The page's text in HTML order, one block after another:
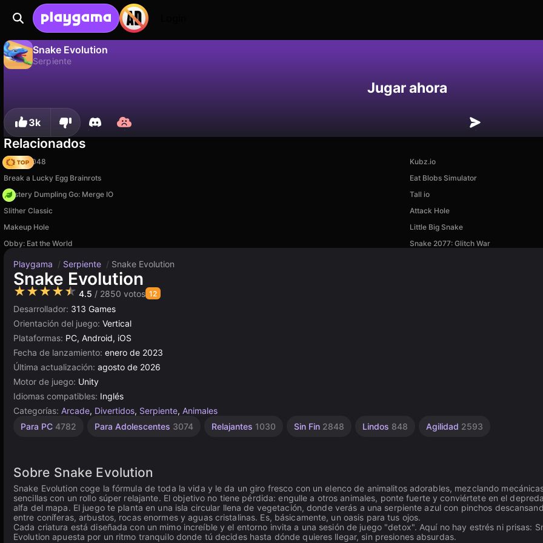
Snake Evolution
Serpiente
Jugar ahora
3k
Relacionados
Snake 2048
Kubz.io
Break a Lucky Egg Brainrots
Eat Blobs Simulator
Mystery Dumpling Go: Merge IO
Tall io
Slither Classic
Attack Hole
Makeup Hole
Little Big Snake
Obby: Eat the World
Snake 2077: Glitch War
Playgama / Serpiente / Snake Evolution
Snake Evolution
★★★★★ 4.5 / 2850 votos 12
Desarrollador: 313 Games
Orientación del juego: Vertical
Plataformas: PC, Android, iOS
Fecha de lanzamiento: enero de 2023
Última actualización: agosto de 2026
Motor de juego: Unity
Idiomas compatibles: Inglés
Categorías: Arcade, Divertidos, Serpiente, Animales
Para PC 4782 Para Adolescentes 3074 Relajantes 1030 Sin Fin 2848 Lindos 848 Agilidad 2593
Escritorio
De 1
Comer
Incrementales
Browser
Unity
Sobre Snake Evolution
Snake Evolution coge la fórmula de toda la vida y le da un giro fresco con un elenco de animalitos adorables, mezclando
sencillas con un rollo súper relajante. El objetivo no tiene pérdida: engulle a otros animales, ponte fuerte y conviértete en el
alfa del mapa. El juego te planta en una isla circular llena de vegetación, donde verás a una serpiente azul con pinchos
entre coníferas, arbustos, rocas enormes y aguas cristalinas. Es, básicamente, un oasis para tus ojos.
Cada criatura está diseñada con un mimo increíble y el entorno invita a una sesión de juego "detox". Aquí no hay estrés ni prisas:
Evolution apuesta por un ritmo tranquilo donde tú decides hasta dónde quieres llegar, sin presiones absurdas.